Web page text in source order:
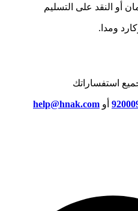
أو النقد على التسليم
ومدا.
استفساراتك
أو help@hnak.com